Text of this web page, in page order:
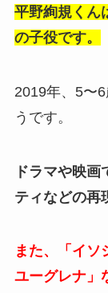
平野絢規くん
の子役です。
2019年、5〜
うです。
ドラマや映
ティなどの再
また、「イソ
ユーグレナ」